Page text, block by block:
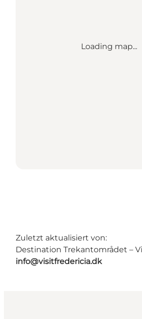
Loading map...
Zuletzt aktualisiert von:
Destination Trekantområdet –
info@visitfredericia.dk